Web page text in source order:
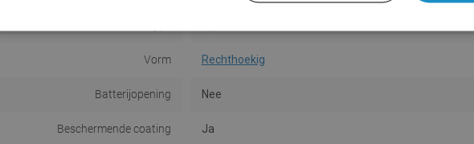
Vorm Rechthoekig
Batterijopening Nee
Beschermende coating Ja